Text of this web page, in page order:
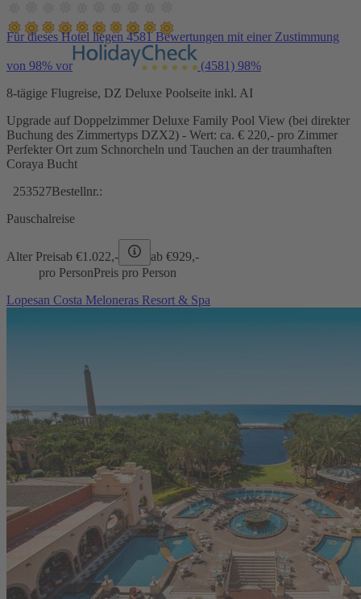
Für dieses Hotel liegen 4581 Bewertungen mit einer Zustimmung
von 98% vor (4581) 98%
8-tägige Flugreise, DZ Deluxe Poolseite inkl. AI
Upgrade auf Doppelzimmer Deluxe Family Pool View (bei direkter
Buchung des Zimmertyps DZX2) - Wert: ca. € 220,- pro Zimmer
Perfekter Ort zum Schnorcheln und Tauchen an der traumhaften
Coraya Bucht
253527Bestellnr.:
Pauschalreise
Alter Preisab €1.022,- ab €929,-
pro PersonPreis pro Person
Lopesan Costa Meloneras Resort & Spa